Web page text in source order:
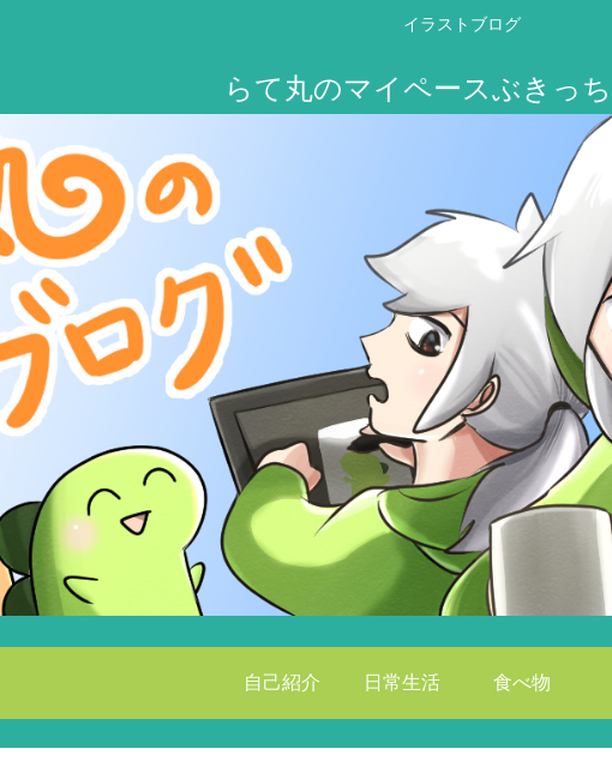
イラストブログ
自己紹介 日常生活 食べ物